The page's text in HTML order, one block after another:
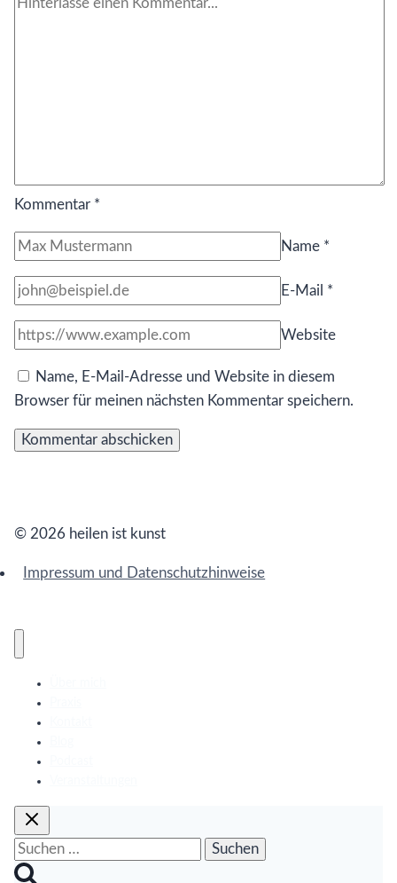
Kommentar *
Name *
E-Mail *
Website
Name, E-Mail-Adresse und Website in diesem
Browser für meinen nächsten Kommentar speichern.
© 2026 heilen ist kunst
Impressum und Datenschutzhinweise
Suchen
nach: